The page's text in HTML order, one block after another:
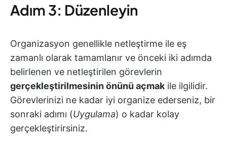
Adım 3: Düzenleyin
Organizasyon genellikle netleştirme ile eş
zamanlı olarak tamamlanır ve önceki iki adımda
belirlenen ve netleştirilen görevlerin
gerçekleştirilmesinin önünü açmak ile ilgilidir.
Görevlerinizi ne kadar iyi organize ederseniz, bir
sonraki adımı (Uygulama) o kadar kolay
gerçekleştirirsiniz.